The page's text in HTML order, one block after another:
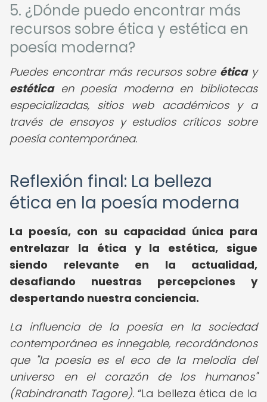
5. ¿Dónde puedo encontrar más
recursos sobre ética y estética en
poesía moderna?
Puedes encontrar más recursos sobre éticay
estéticaen poesía moderna en bibliotecas
especializadas, sitios web académicos y a
través de ensayos y estudios críticos sobre
poesía contemporánea.
Reflexión final: La belleza
ética en la poesía moderna
La poesía, con su capacidad única para
entrelazar la ética y la estética, sigue
siendo relevante en la actualidad,
desafiando nuestras percepciones y
despertando nuestra conciencia.
La influencia de la poesía en la sociedad
contemporánea es innegable, recordándonos
que "la poesía es el eco de la melodía del
universo en el corazón de los humanos"
(Rabindranath Tagore). La belleza ética de la